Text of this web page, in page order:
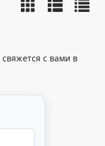
с вами в